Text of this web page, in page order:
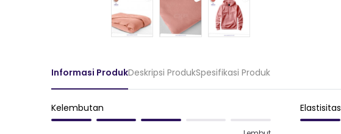
Informasi ProdukDeskripsi ProdukSpesifikasi Produk
Kelembutan Elastisitas